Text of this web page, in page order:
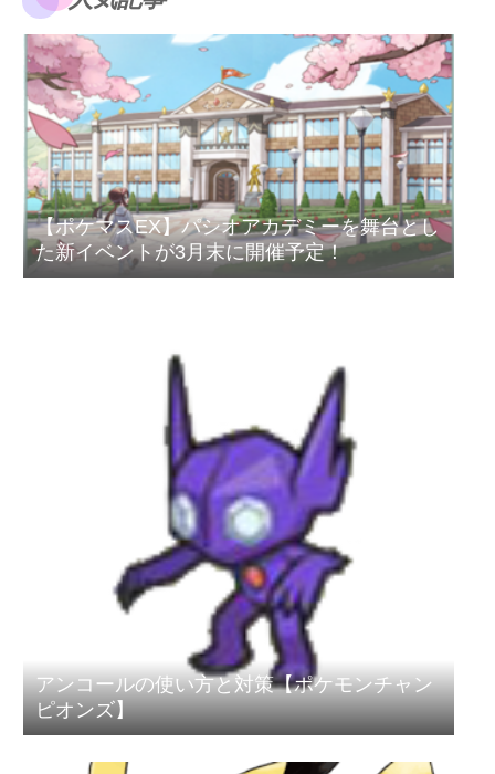
【ポケマスEX】パシオアカデミーを舞台とし
た新イベントが3月末に開催予定！
アンコールの使い方と対策【ポケモンチャン
ピオンズ】